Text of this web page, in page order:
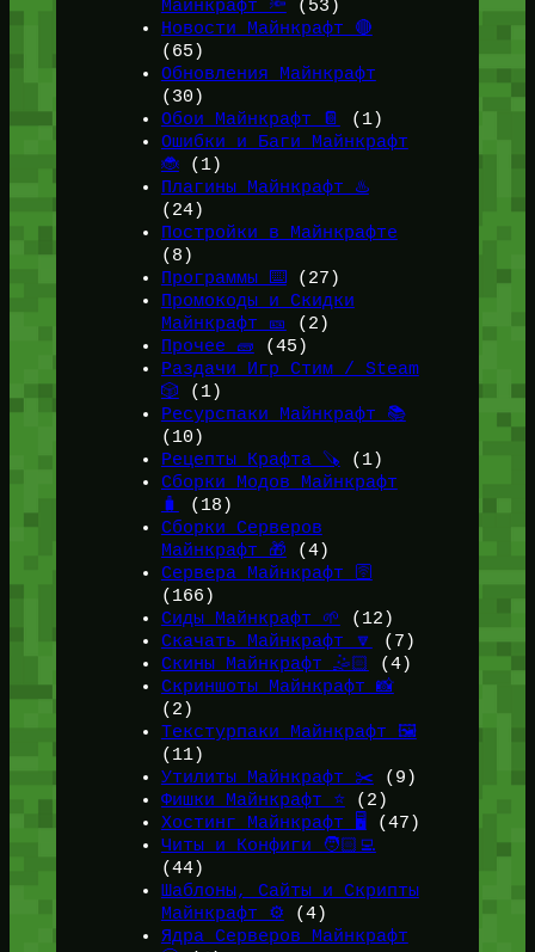
Майнкрафт 🔦 (53)
Новости Майнкрафт 🔴
(65)
Обновления Майнкрафт
(30)
Обои Майнкрафт 📔
(1)
Ошибки и Баги Майнкрафт
🐞(1)
Плагины Майнкрафт ♨️
(24)
Постройки в Майнкрафте
(8)
Программы ⌨️ (27)
Промокоды и Скидки
Майнкрафт 🎫
(2)
Прочее 🧱 (45)
Раздачи Игр Стим / Steam
🎲 (1)
Ресурспаки Майнкрафт 📚
(10)
Рецепты Крафта 🪚 (1)
Сборки Модов Майнкрафт
🧳
(18)
Сборки Серверов
Майнкрафт 🎁 (4)
Сервера Майнкрафт 🛜
(166)
Сиды Майнкрафт 🌱
(12)
Скачать Майнкрафт 🔽
(7)
Скины Майнкрафт 🤹🏻
(4)
Скриншоты Майнкрафт 📸
(2)
Текстурпаки Майнкрафт 🖼️
(11)
Утилиты Майнкрафт ✂️ (9)
Фишки Майнкрафт ⭐(2)
Хостинг Майнкрафт 🖥️ (47)
Читы и Конфиги 🧑🏻‍💻
(44)
Шаблоны, Сайты и Скрипты
Майнкрафт ⚙️ (4)
Ядра Серверов Майнкрафт